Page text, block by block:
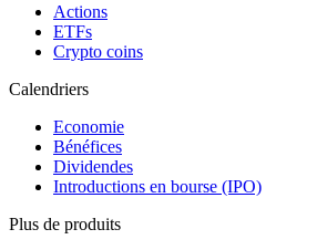
Actions
ETFs
Crypto coins
Calendriers
Economie
Bénéfices
Dividendes
Introductions en bourse (IPO)
Plus de produits